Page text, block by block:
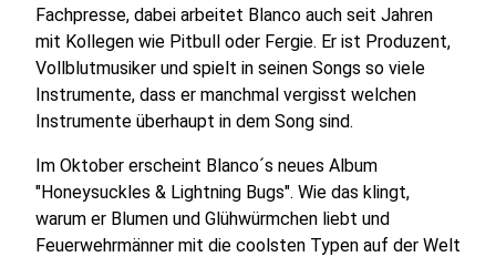
Fachpresse, dabei arbeitet Blanco auch seit Jahren
mit Kollegen wie Pitbull oder Fergie. Er ist Produzent,
Vollblutmusiker und spielt in seinen Songs so viele
Instrumente, dass er manchmal vergisst welchen
Instrumente überhaupt in dem Song sind.
Im Oktober erscheint Blanco´s neues Album
"Honeysuckles & Lightning Bugs". Wie das klingt,
warum er Blumen und Glühwürmchen liebt und
Feuerwehrmänner mit die coolsten Typen auf der Welt